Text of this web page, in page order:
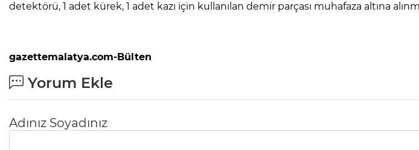
detektörü, 1 adet kürek, 1 adet kazı için kullanılan demir parçası muhafaza altına
gazettemalatya.com-Bülten
Yorum Ekle
Adınız Soyadınız